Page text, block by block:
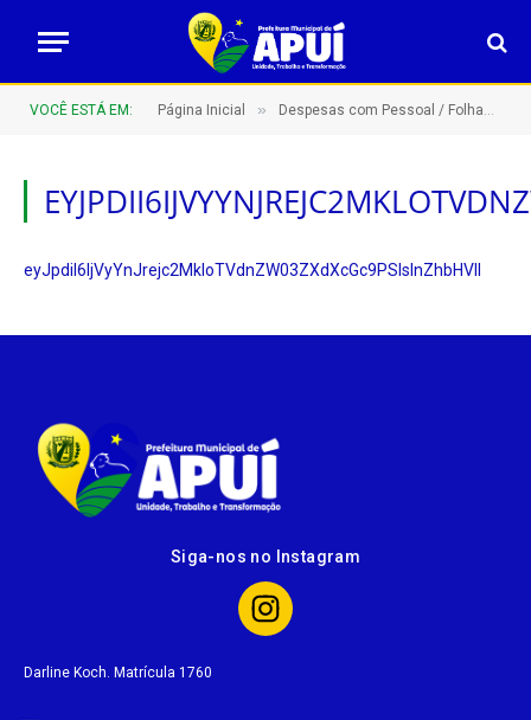
VOCÊ ESTÁ EM: Página Inicial » Despesas com Pessoal / Folhas de Pagamento
eyJpdiI6IjVyYnJrejc2MkloTVdnZW03ZXdXcGc9PSIsInZhbHVlI
Siga-nos no Instagram
Darline Koch. Matrícula 1760